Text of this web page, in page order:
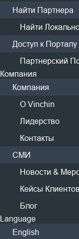
Найти Партнера
Найти
Доступ к
Партнерский
Компания
Компания
О Vinchin
Лидерство
Контакты
СМИ
Новости &
Кейсы Клиентов
Блог
Language
English
для
Vinchin